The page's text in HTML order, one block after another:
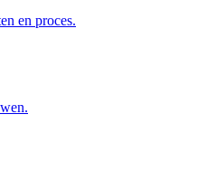
en proces.